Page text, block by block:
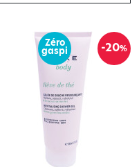
-20%
Zéro
gaspi